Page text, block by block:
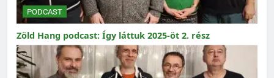
PODCAST
Zöld Hang podcast: Így láttuk 2025-öt 2. rész